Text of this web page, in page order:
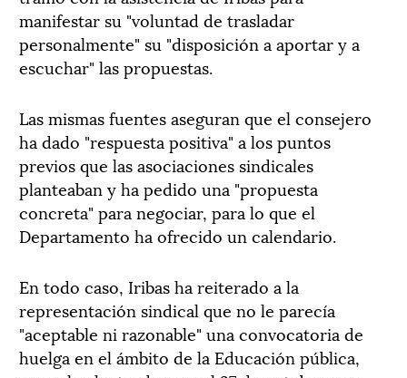
manifestar su "voluntad de trasladar
personalmente" su "disposición a aportar y a
escuchar" las propuestas.
Las mismas fuentes aseguran que el consejero
ha dado "respuesta positiva" a los puntos
previos que las asociaciones sindicales
planteaban y ha pedido una "propuesta
concreta" para negociar, para lo que el
Departamento ha ofrecido un calendario.
En todo caso, Iribas ha reiterado a la
representación sindical que no le parecía
"aceptable ni razonable" una convocatoria de
huelga en el ámbito de la Educación pública,